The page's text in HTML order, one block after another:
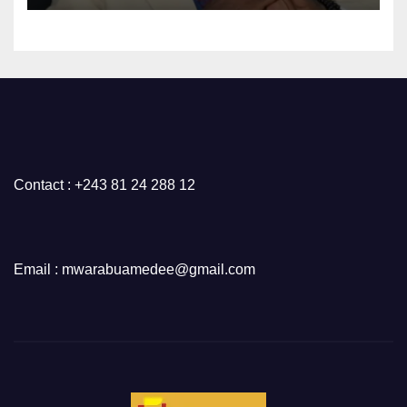
Contact : +243 81 24 288 12
Email : mwarabuamedee@gmail.com